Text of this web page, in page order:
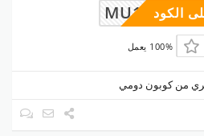
MU110الكود
100% يعمل
من كوبون دومي